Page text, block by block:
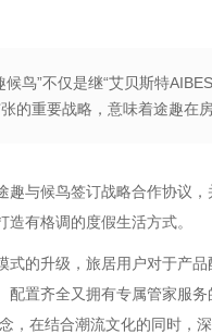
候鸟”不仅是继“艾贝斯特
的重要战略，意味着途趣在
趣与候鸟签订战略合作协议
造有格调的度假生活方式。
式的升级，旅居用户对于产
配置齐全又拥有专属管家服
，在结合潮流文化的同时，